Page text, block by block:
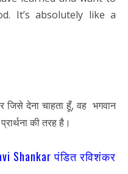
It’s absolutely like a
जिसे देना चाहता हूँ, वह भगवान
की तरह है।
Shankar पंडित रविशंकर